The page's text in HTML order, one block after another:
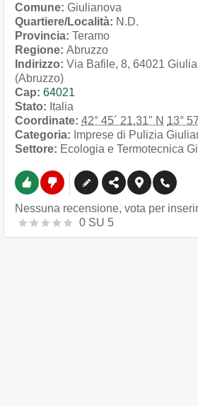
Comune: Giulianova
Quartiere/Località: N.D.
Provincia: Teramo
Regione: Abruzzo
Indirizzo: Via Bafile, 8, 64021
(Abruzzo)
Cap: 64021
Stato: Italia
Coordinate: 42° 45´ 21.31" N 13°
Categoria: Imprese di Pulizia
Settore: Ecologia e Termotecnica
Nessuna recensione, vota per
0 SU 5